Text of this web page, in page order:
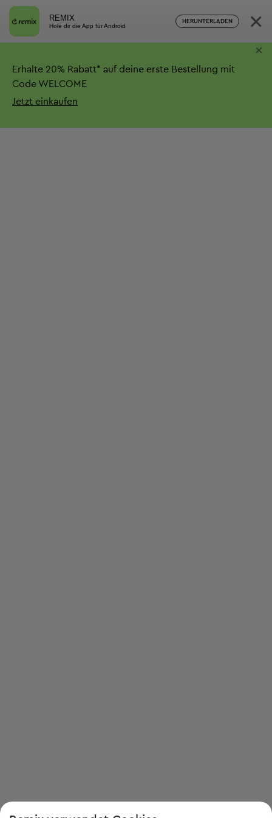
REMIX
Hole dir die App für Android
HERUNTERLADEN ×
Erhalte 20% Rabatt* auf deine erste Bestellung mit
Code WELCOME
Jetzt einkaufen
×